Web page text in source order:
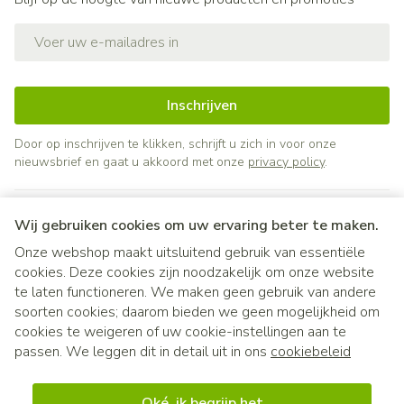
Wij gebruiken cookies om uw ervaring beter te maken.
Onze webshop maakt uitsluitend gebruik van essentiële
cookies. Deze cookies zijn noodzakelijk om onze website
te laten functioneren. We maken geen gebruik van andere
soorten cookies; daarom bieden we geen mogelijkheid om
cookies te weigeren of uw cookie-instellingen aan te
passen. We leggen dit in detail uit in ons cookiebeleid
Inschrijven
Door op inschrijven te klikken, schrijft u zich in voor onze
nieuwsbrief en gaat u akkoord met onze privacy policy.
Juridische links